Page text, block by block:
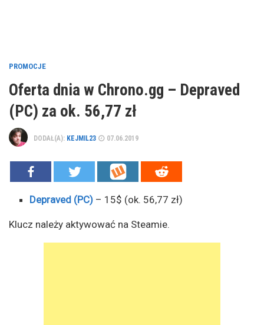
PROMOCJE
Oferta dnia w Chrono.gg – Depraved
(PC) za ok. 56,77 zł
DODAŁ(A): KEJMIL23 07.06.2019
Depraved (PC) – 15$ (ok. 56,77 zł)
Klucz należy aktywować na Steamie.